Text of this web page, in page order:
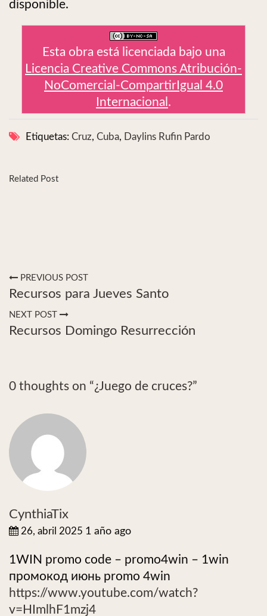
Esta obra está licenciada bajo una
Licencia Creative Commons Atribución-
NoComercial-CompartirIgual 4.0
Internacional .
Etiquetas: Cruz, Cuba, Daylins Rufin Pardo
Related Post
PREVIOUS POST
Recursos para Jueves Santo
NEXT POST
Recursos Domingo Resurrección
0 thoughts on “¿Juego de cruces?”
CynthiaTix
26, abril 2025 1 año ago
1WIN promo code – promo4win – 1win
промокод июнь promo 4win
https://www.youtube.com/watch?
v=HImlhF1mzj4